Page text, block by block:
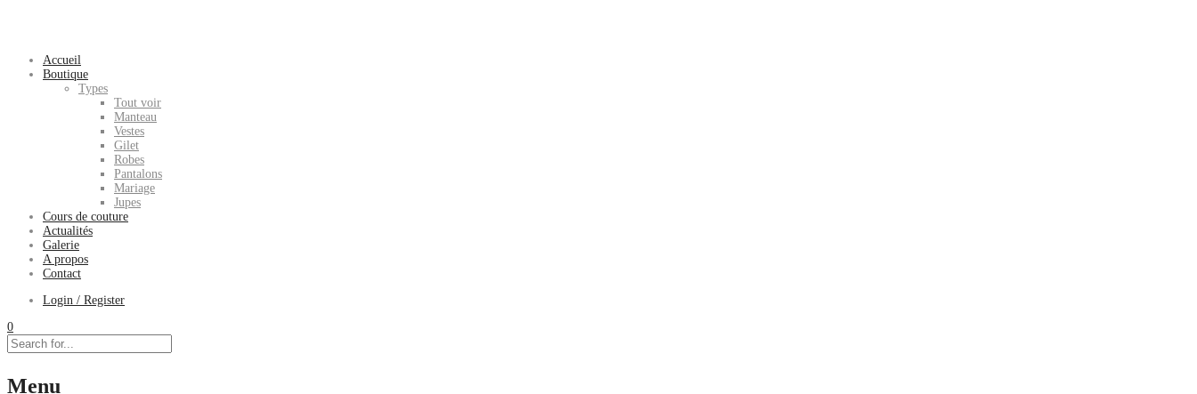
Accueil
Boutique
Types
Tout voir
Manteau
Vestes
Gilet
Robes
Pantalons
Mariage
Jupes
Cours de couture
Actualités
Galerie
A propos
Contact
Login / Register
0
Menu